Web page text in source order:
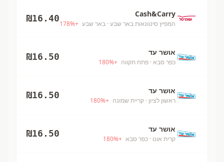
Cash&Carry
המפיץ סיטונאות באר שבע · באר שבע +
178%
₪16.40
אושר עד
כפר סבא · פתח תקווה +
180%
₪16.50
אושר עד
ראשון לציון · קריית שמונה +
180%
₪16.50
אושר עד
קרית אונו · כפר סבא +
180%
₪16.50